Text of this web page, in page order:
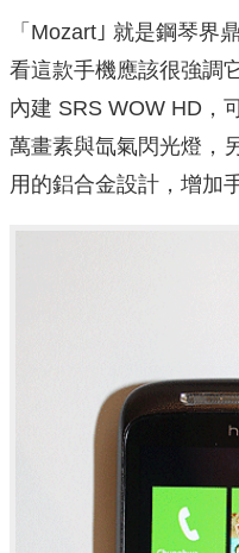
「Mozart｣ 就是鋼琴界
看這款手機應該很強調
內建 SRS WOW HD，
萬畫素與氙氣閃光燈，
用的鋁合金設計，增加